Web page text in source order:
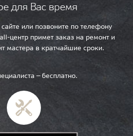
для Вас время
или позвоните по телефону
центр примет заказ на ремонт и
мастера в кратчайшие сроки.
— бесплатно.